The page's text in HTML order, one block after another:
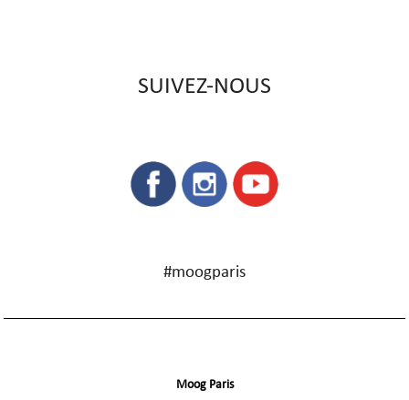
SUIVEZ-NOUS
#moogparis
Moog Paris